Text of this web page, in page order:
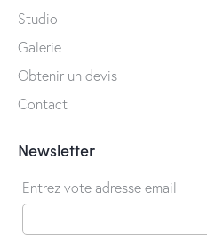
Studio
Galerie
Obtenir un devis
Contact
Newsletter
Entrez vote adresse email